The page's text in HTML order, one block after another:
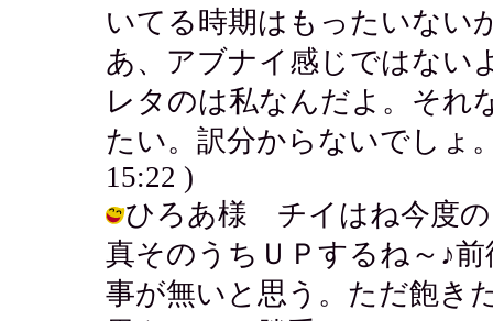
いてる時期はもったいない
あ、アブナイ感じではない
レタのは私なんだよ。それ
たい。訳分からないでしょ
15:22 )
ひろあ様 チイはね今度の
真そのうちＵＰするね～♪
事が無いと思う。ただ飽き